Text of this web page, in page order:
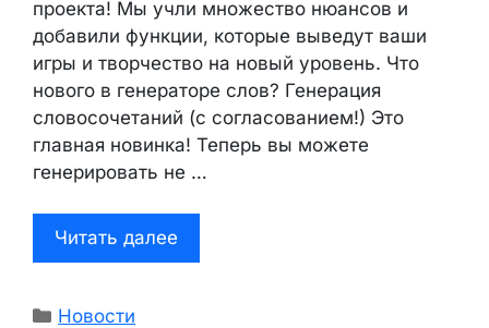
проекта! Мы учли множество нюансов и
добавили функции, которые выведут ваши
игры и творчество на новый уровень. Что
нового в генераторе слов? Генерация
словосочетаний (с согласованием!) Это
главная новинка! Теперь вы можете
генерировать не …
Читать далее
Рубрики
Новости